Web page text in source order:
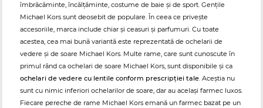
îmbrăcăminte, încălțăminte, costume de baie și de sport. Gențile
Michael Kors sunt deosebit de populare. În ceea ce privește
accesoriile, marca include chiar și ceasuri și parfumuri. Cu toate
acestea, cea mai bună variantă este reprezentată de ochelarii de
vedere și de soare Michael Kors. Multe rame, care sunt cunoscute în
primul rând ca ochelari de soare Michael Kors, sunt disponibile și ca
ochelari de vedere cu lentile conform prescripției tale. Aceștia nu
sunt cu nimic inferiori ochelarilor de soare, dar au același farmec luxos.
Fiecare pereche de rame Michael Kors emană un farmec bazat pe un